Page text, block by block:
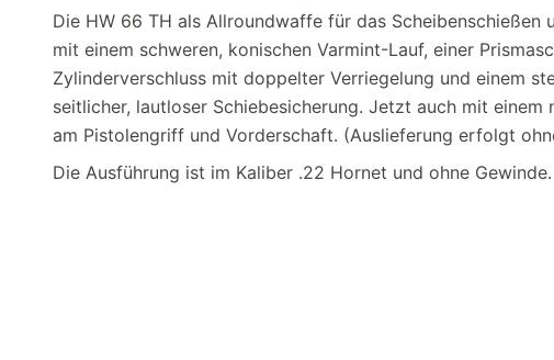
Die HW 66 TH als Allroundwaffe für das
mit einem schweren, konischen Varmint-Lauf, einer
Zylinderverschluss mit doppelter Verriegelung und einem
seitlicher, lautloser Schiebesicherung. Jetzt auch mit
am Pistolengriff und Vorderschaft. (Auslieferung erfolgt
Die Ausführung ist im Kaliber .22 Hornet und ohne Gewinde.